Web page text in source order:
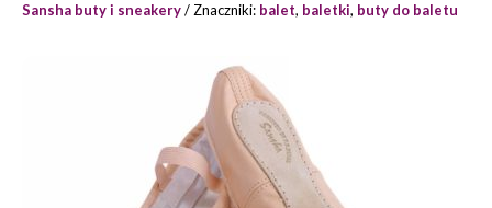
Sansha buty i sneakery
Znaczniki: balet, baletki, buty do baletu